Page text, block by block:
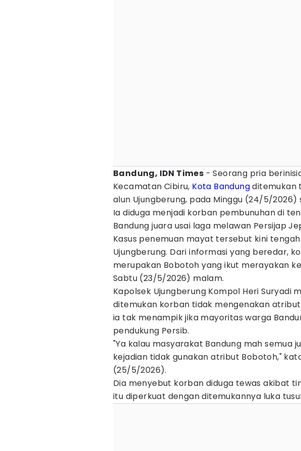
Bandung, IDN Times - Seorang pria
Kecamatan Cibiru, Kota Bandungditemukan
alun Ujungberung, pada Minggu (24/5/2026)
Ia diduga menjadi korban pembunuhan di
Bandung juara usai laga melawan Persijap
Kasus penemuan mayat tersebut kini
Ujungberung. Dari informasi yang beredar,
merupakan Bobotoh yang ikut merayakan
Sabtu (23/5/2026) malam.
Kapolsek Ujungberung Kompol Heri Suryadi
ditemukan korban tidak mengenakan
ia tak menampik jika mayoritas warga
pendukung Persib.
"Ya kalau masyarakat Bandung mah semua
kejadian tidak gunakan atribut Bobotoh,"
(25/5/2026).
Dia menyebut korban diduga tewas akibat
itu diperkuat dengan ditemukannya luka